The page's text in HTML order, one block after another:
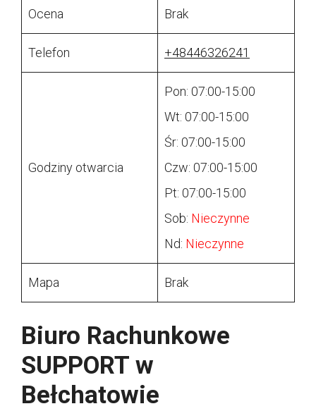
Ocena Brak
Telefon +48446326241
Godziny otwarcia
Pon: 07:00-15:00
Wt: 07:00-15:00
Śr: 07:00-15:00
Czw: 07:00-15:00
Pt: 07:00-15:00
Sob: Nieczynne
Nd: Nieczynne
Mapa Brak
Biuro Rachunkowe
SUPPORT w
Bełchatowie